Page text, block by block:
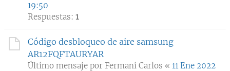
19:50
Respuestas: 1
Código desbloqueo de aire samsung
AR12FQFTAURYAR
Último mensaje por Fermani Carlos « 11 Ene 2022